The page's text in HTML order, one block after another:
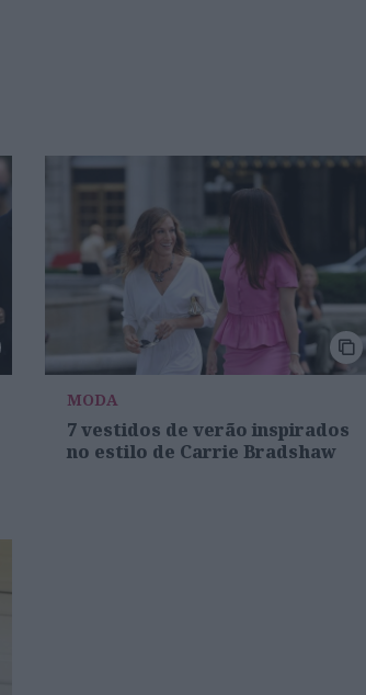
MODA
7 vestidos de verão inspirados
no estilo de Carrie Bradshaw